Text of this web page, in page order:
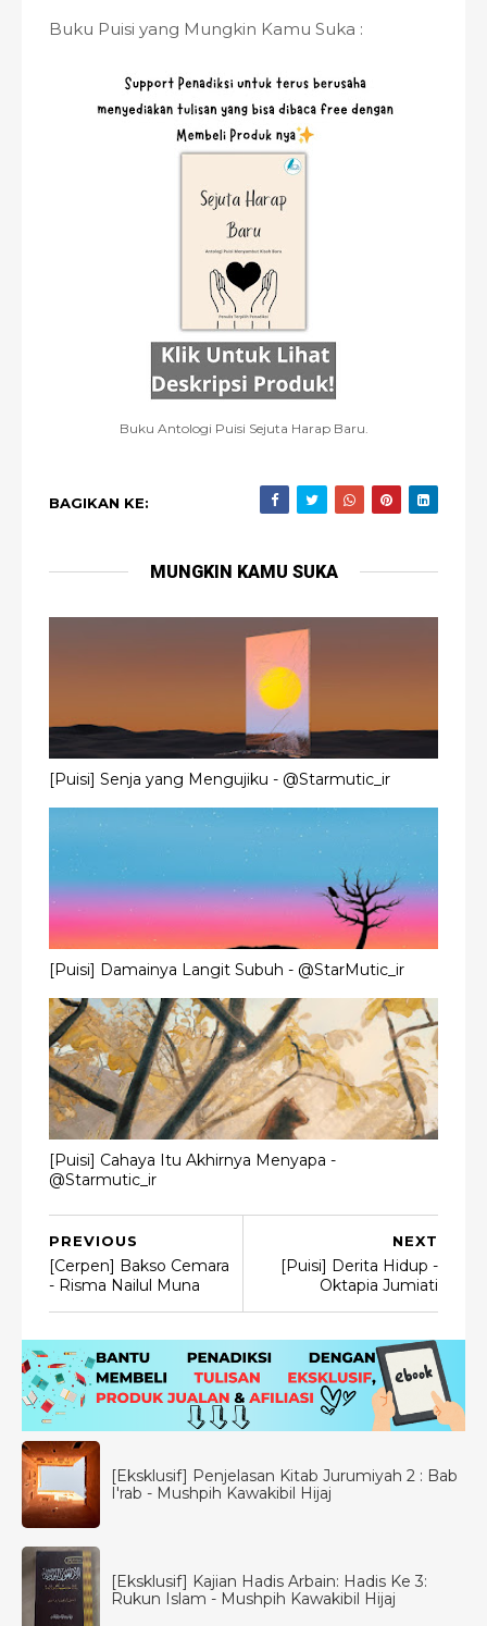
Buku Puisi yang Mungkin Kamu Suka :
Buku Antologi Puisi Sejuta Harap Baru.
BAGIKAN KE:
MUNGKIN KAMU SUKA
[Puisi] Senja yang Mengujiku - @Starmutic_ir
[Puisi] Damainya Langit Subuh - @StarMutic_ir
[Puisi] Cahaya Itu Akhirnya Menyapa -
@Starmutic_ir
NEXT
[Puisi] Derita Hidup -
Oktapia Jumiati
PREVIOUS
[Cerpen] Bakso Cemara
- Risma Nailul Muna
[Eksklusif] Penjelasan Kitab Jurumiyah 2 : Bab
I'rab - Mushpih Kawakibil Hijaj
[Eksklusif] Kajian Hadis Arbain: Hadis Ke 3:
Rukun Islam - Mushpih Kawakibil Hijaj